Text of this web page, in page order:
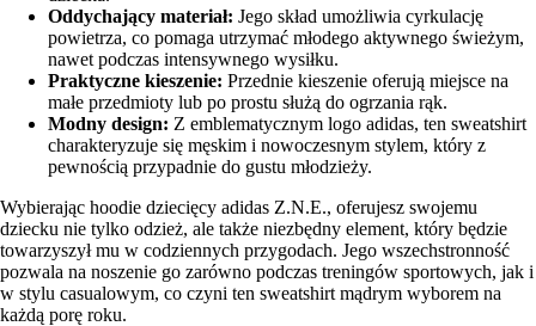
Oddychający materiał: Jego skład umożliwia cyrkulację
powietrza, co pomaga utrzymać młodego aktywnego świeżym,
nawet podczas intensywnego wysiłku.
Praktyczne kieszenie: Przednie kieszenie oferują miejsce na
małe przedmioty lub po prostu służą do ogrzania rąk.
Modny design: Z emblematycznym logo adidas, ten sweatshirt
charakteryzuje się męskim i nowoczesnym stylem, który z
pewnością przypadnie do gustu młodzieży.
Wybierając hoodie dziecięcy adidas Z.N.E., oferujesz swojemu
dziecku nie tylko odzież, ale także niezbędny element, który będzie
towarzyszył mu w codziennych przygodach. Jego wszechstronność
pozwala na noszenie go zarówno podczas treningów sportowych, jak i
w stylu casualowym, co czyni ten sweatshirt mądrym wyborem na
każdą porę roku.